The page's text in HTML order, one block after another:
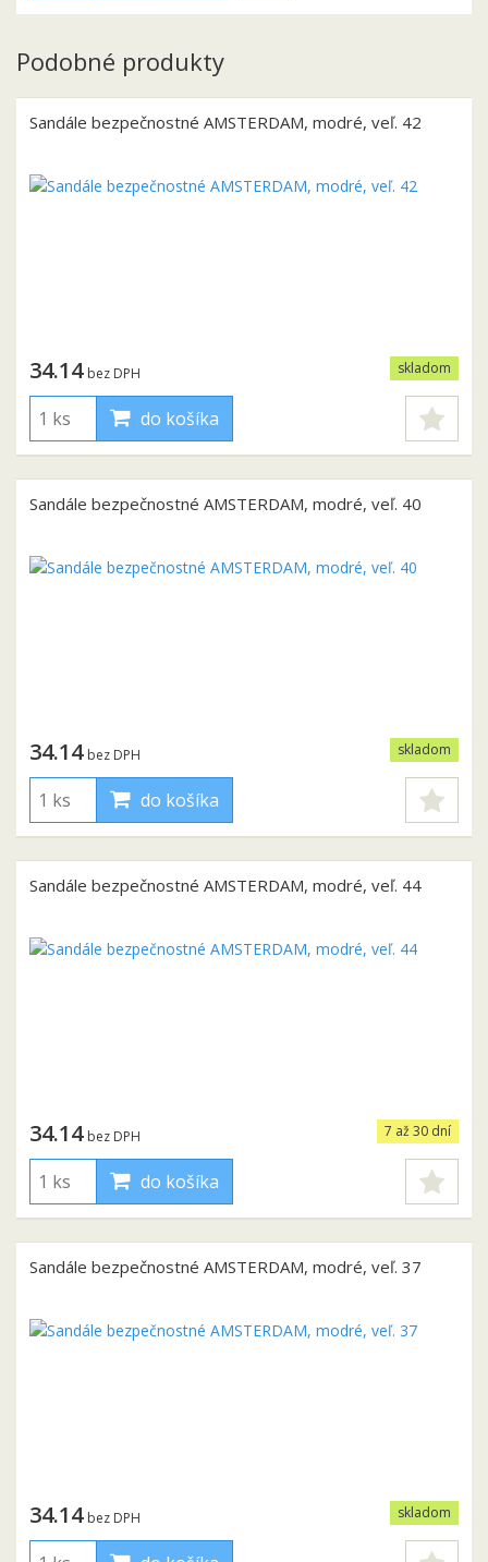
Podobné produkty
Sandále bezpečnostné AMSTERDAM, modré, veľ. 42
skladom
34.14 bez DPH
do košíka
Sandále bezpečnostné AMSTERDAM, modré, veľ. 40
skladom
34.14 bez DPH
do košíka
Sandále bezpečnostné AMSTERDAM, modré, veľ. 44
7 až 30 dní
34.14 bez DPH
do košíka
Sandále bezpečnostné AMSTERDAM, modré, veľ. 37
skladom
34.14 bez DPH